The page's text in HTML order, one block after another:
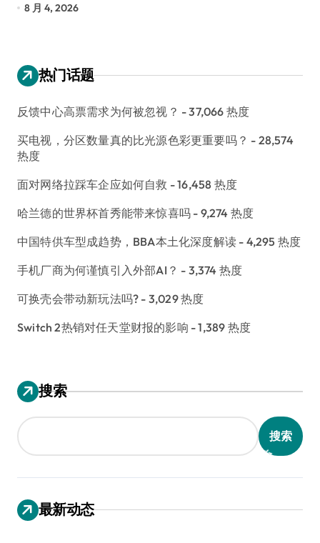
8 月 4, 2026
热门话题
反馈中心高票需求为何被忽视？ - 37,066 热度
买电视，分区数量真的比光源色彩更重要吗？ - 28,574
热度
面对网络拉踩车企应如何自救 - 16,458 热度
哈兰德的世界杯首秀能带来惊喜吗 - 9,274 热度
中国特供车型成趋势，BBA本土化深度解读 - 4,295 热度
手机厂商为何谨慎引入外部AI？ - 3,374 热度
可换壳会带动新玩法吗? - 3,029 热度
Switch 2热销对任天堂财报的影响 - 1,389 热度
搜索
搜索
最新动态